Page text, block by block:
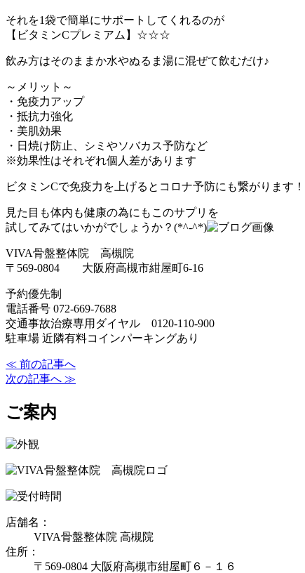
それを1袋で簡単にサポートしてくれるのが
【ビタミンCプレミアム】☆☆☆
飲み方はそのままか水やぬるま湯に混ぜて飲むだけ♪
～メリット～
・免疫力アップ
・抵抗力強化
・美肌効果
・日焼け防止、シミやソバカス予防など
※効果性はそれぞれ個人差があります
ビタミンCで免疫力を上げるとコロナ予防にも繋がります！
見た目も体内も健康の為にもこのサプリを
試してみてはいかがでしょうか？(*^-^*)
VIVA骨盤整体院 高槻院
〒569-0804 大阪府高槻市紺屋町6-16
予約優先制
電話番号 072-669-7688
交通事故治療専用ダイヤル 0120-110-900
駐車場 近隣有料コインパーキングあり
≪ 前の記事へ
次の記事へ ≫
ご案内
店舗名：
VIVA骨盤整体院 高槻院
住所：
〒569-0804 大阪府高槻市紺屋町６－１６